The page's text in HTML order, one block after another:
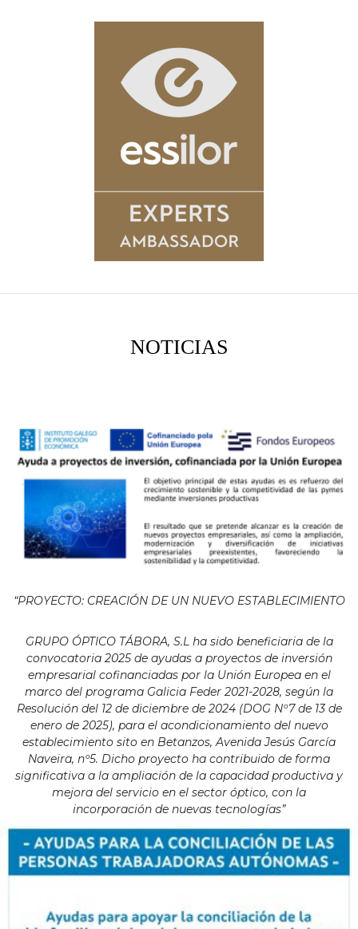
NOTICIAS
“PROYECTO: CREACIÓN DE UN NUEVO ESTABLECIMIENTO
GRUPO ÓPTICO TÁBORA, S.L ha sido beneficiaria de la
convocatoria 2025 de ayudas a proyectos de inversión
empresarial cofinanciadas por la Unión Europea en el
marco del programa Galicia Feder 2021-2028, según la
Resolución del 12 de diciembre de 2024 (DOG Nº7 de 13 de
enero de 2025), para el acondicionamiento del nuevo
establecimiento sito en Betanzos, Avenida Jesús García
Naveira, nº5. Dicho proyecto ha contribuido de forma
significativa a la ampliación de la capacidad productiva y
mejora del servicio en el sector óptico, con la
incorporación de nuevas tecnologías”